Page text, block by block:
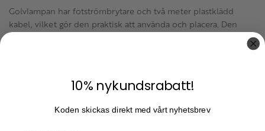
Golvlampan har fotströmbrytare och två meter plastklädd
kabel, vilket gör den praktisk att använda och placera. Den
fungerar fint bredvid soffan, fåtöljen eller sängen.
• Handgjord tillverkning
• Fotströmbrytare för enkel användning
• Plastklädd kabel på 2 meter
10% nykundsrabatt!
Koden skickas direkt med vårt nyhetsbrev